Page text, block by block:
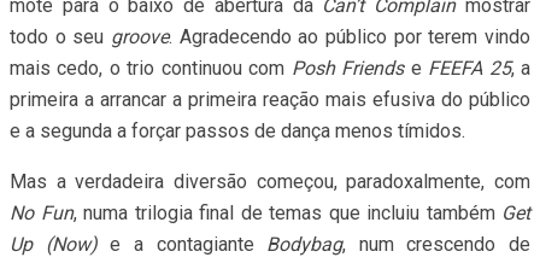
mote para o baixo de abertura da Can’t Complainmostrar
todo o seu groove. Agradecendo ao público por terem vindo
mais cedo, o trio continuou com Posh Friendse FEEFA 25, a
primeira a arrancar a primeira reação mais efusiva do público
e a segunda a forçar passos de dança menos tímidos.
Mas a verdadeira diversão começou, paradoxalmente, com
No Fun, numa trilogia final de temas que incluiu também Get
Up (Now)e a contagiante Bodybag, num crescendo de